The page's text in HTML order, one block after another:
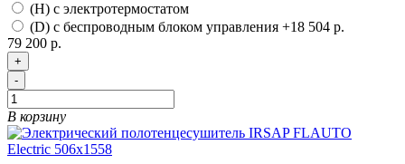
(H) с электротермостатом
(D) с беспроводным блоком управления +18 504 р.
79 200 р.
+
-
В корзину